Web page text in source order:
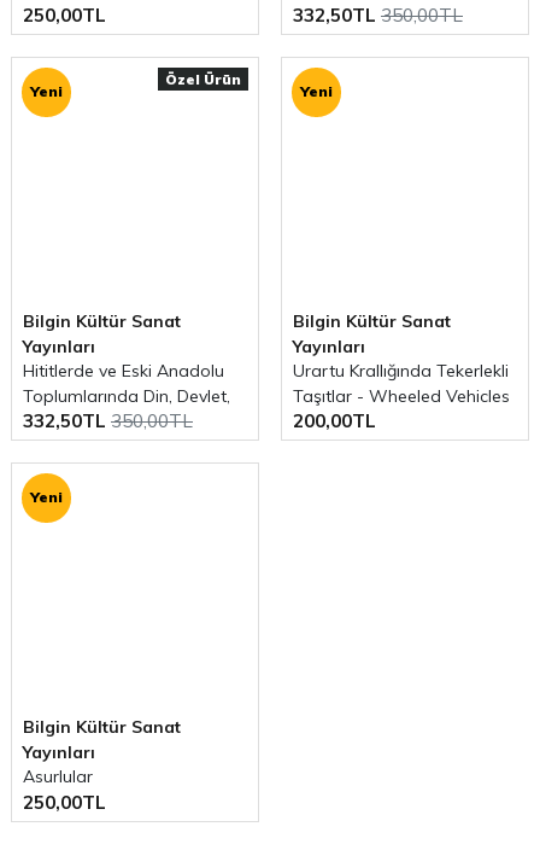
Önemi
250,00TL
Destan ve Masallar İçerik,
Köken, İlişki ve Kültürlerarası
Etkileşimler
332,50TL 350,00TL
Özel Ürün
Yeni
Bilgin Kültür Sanat
Yayınları
Hititlerde ve Eski Anadolu
Toplumlarında Din, Devlet,
Halk ve Eğlence
332,50TL 350,00TL
Yeni
Bilgin Kültür Sanat
Yayınları
Urartu Krallığında Tekerlekli
Taşıtlar - Wheeled Vehicles
In The Urartian Kingdom
200,00TL
Yeni
Bilgin Kültür Sanat
Yayınları
Asurlular
250,00TL